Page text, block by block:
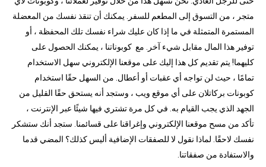
متجر ، من التسوق إلى المطعم للسفر. يمكنك أن تنقذ نفسك من المعضلة
المستمرة المتمثلة في ما إذا كان عليك شراء نفسك تلك المحفظة ، أو
توفير هذا المال مقابل شيء آخر. مع كوبوناتنا ، يمكنك الحصول على
كليهما! يتم تقديم كل هذا إليك على موقعنا الإلكتروني سهل الاستخدام
تمامًا ، حيث لن تواجه أي عقبات أو أعطال. من السهل حقًا استخدام
كوبونات بركاتلان على أي موقع ويب ، وستجد أنه يستحق حقًا القليل من
الجهد الذي يجب القيام به. في كل مرة تشتري فيها شيئًا عبر الإنترنت ،
تأكد من مسح موقعنا الإلكتروني وإغراقنا على قسائمنا. ستجد أنك ستشكر
نفسك لاحقًا. لماذا نقول لا للصفقات الإضافية أليس كذلك؟ المضي قدما
والاستفادة من صفقاتنا.